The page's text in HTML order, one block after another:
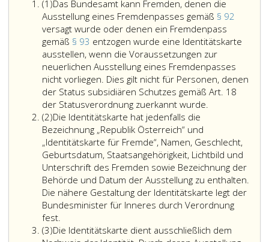
(1)Absatz
eins,
Das Bundesamt kann Fremden, denen die
Ausstellung eines Fremdenpasses gemäß § 92
versagt wurde oder denen ein Fremdenpass
gemäß § 93 entzogen wurde eine Identitätskarte
ausstellen, wenn die Voraussetzungen zur
neuerlichen Ausstellung eines Fremdenpasses
nicht vorliegen. Dies gilt nicht für Personen, denen
der Status subsidiären Schutzes gemäß Art. 18
der Statusverordnung zuerkannt wurde.
Fremden,
denen
die
Ausstellung
eines
Paragraph
(2)Absatz
2,
Die Identitätskarte hat jedenfalls die
Bezeichnung „Republik Österreich“ und
„Identitätskarte für Fremde“, Namen, Geschlecht,
Geburtsdatum, Staatsangehörigkeit, Lichtbild und
Unterschrift des Fremden sowie Bezeichnung der
Behörde und Datum der Ausstellung zu enthalten.
Die nähere Gestaltung der Identitätskarte legt der
Bundesminister für Inneres durch Verordnung
fest.
(3)Absatz
Die Identitätskarte dient ausschließlich dem